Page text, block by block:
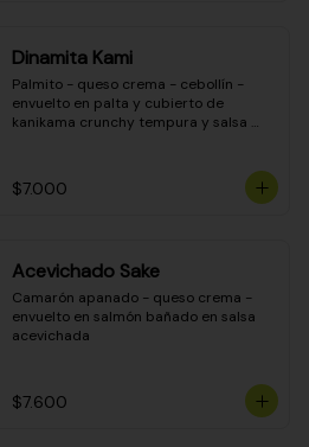
Dinamita Kami
Palmito - queso crema - cebollín -
envuelto en palta y cubierto de
kanikama crunchy tempura y salsa
$7.000
Acevichado Sake
Camarón apanado - queso crema -
envuelto en salmón bañado en salsa
acevichada
$7.600